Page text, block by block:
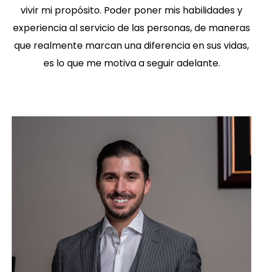
vivir mi propósito. Poder poner mis habilidades y
experiencia al servicio de las personas, de maneras
que realmente marcan una diferencia en sus vidas,
es lo que me motiva a seguir adelante.